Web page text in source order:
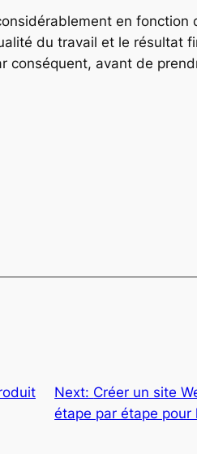
en fonction
du travail et le résultat
conséquent, avant de
Next: Créer un site
étape par étape pour